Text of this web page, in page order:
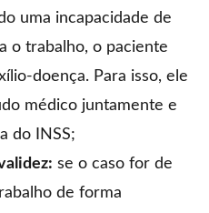
uma incapacidade de
o trabalho, o paciente
doença. Para isso, ele
médico juntamente e
do INSS;
se o caso for de
de forma